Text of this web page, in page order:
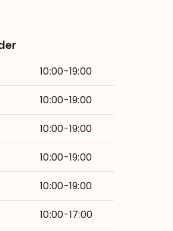
10:00-19:00
10:00-19:00
10:00-19:00
10:00-19:00
10:00-19:00
10:00-17:00